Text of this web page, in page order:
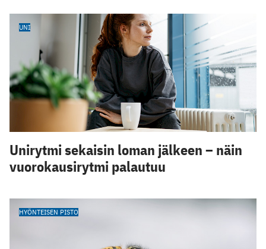
UNI
Unirytmi sekaisin loman jälkeen – näin
vuorokausirytmi palautuu
HYÖNTEISEN PISTO